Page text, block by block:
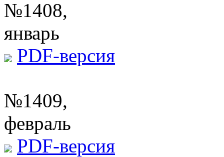
№1408,
январь
PDF-версия
№1409,
февраль
PDF-версия